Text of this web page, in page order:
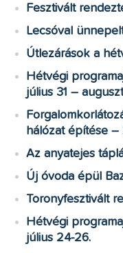
Fesztivált
Lecsóval
Útlezárások a
Hétvégi
július 31 –
hálózat építése –
Az anyatejes
Új óvoda épül
Toronyfesztivált
Hétvégi
július 24-26.